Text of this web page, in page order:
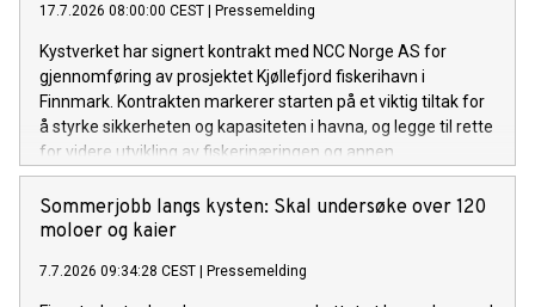
17.7.2026 08:00:00 CEST | Pressemelding
Kystverket har signert kontrakt med NCC Norge AS for
gjennomføring av prosjektet Kjøllefjord fiskerihavn i
Finnmark. Kontrakten markerer starten på et viktig tiltak for
å styrke sikkerheten og kapasiteten i havna, og legge til rette
for videre utvikling av fiskerinæringen og annen
næringsaktivitet i området.
Sommerjobb langs kysten: Skal undersøke over 120
moloer og kaier
7.7.2026 09:34:28 CEST | Pressemelding